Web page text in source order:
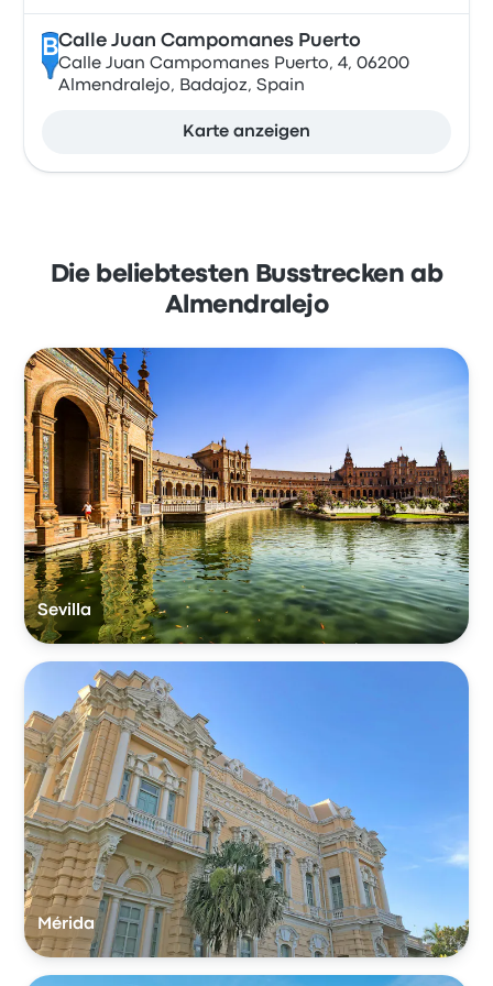
BCalle Juan Campomanes Puerto
Calle Juan Campomanes Puerto, 4, 06200
Almendralejo, Badajoz, Spain
Karte anzeigen
Die beliebtesten Busstrecken ab
Almendralejo
Sevilla
Mérida